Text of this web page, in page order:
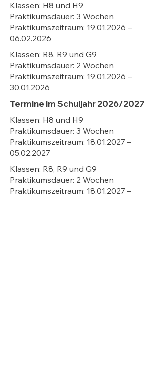
Klassen: H8 und H9
Praktikumsdauer: 3 Wochen
Praktikumszeitraum: 19.01.2026 –
06.02.2026
Klassen: R8, R9 und G9
Praktikumsdauer: 2 Wochen
Praktikumszeitraum: 19.01.2026 –
30.01.2026
Termine im Schuljahr 2026/2027
Klassen: H8 und H9
Praktikumsdauer: 3 Wochen
Praktikumszeitraum: 18.01.2027 –
05.02.2027
Klassen: R8, R9 und G9
Praktikumsdauer: 2 Wochen
Praktikumszeitraum: 18.01.2027 –